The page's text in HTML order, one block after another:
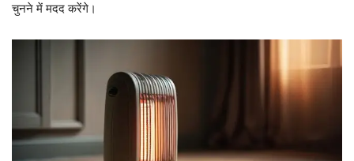
चुनने में मदद करेंगे।